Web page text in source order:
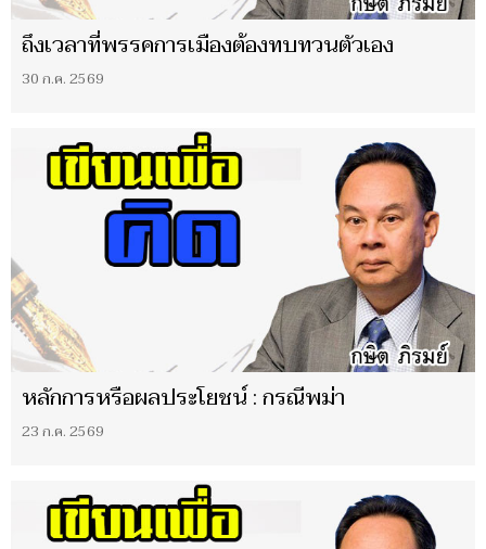
ถึงเวลาที่พรรคการเมืองต้องทบทวนตัวเอง
30 ก.ค. 2569
หลักการหรือผลประโยชน์ : กรณีพม่า
23 ก.ค. 2569